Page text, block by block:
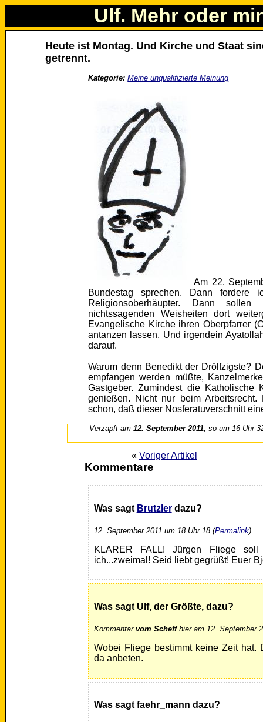
Ulf. Mehr oder
Heute ist Montag. Und Kirche und Staat
getrennt.
Kategorie: Meine unqualifizierte Meinung
Am 22.
Bundestag sprechen. Dann
Religionsoberhäupter. Dann
nichtssagenden Weisheiten dort
Evangelische Kirche ihren Oberpfarrer
antanzen lassen. Und irgendein
darauf.
Warum denn Benedikt der Drölfzigste?
empfangen werden müßte,
Gastgeber. Zumindest die
genießen. Nicht nur beim
schon, daß dieser Nosferatuverschnitt
Verzapft am12. September 2011, so um 16 Uhr
« Voriger Artikel
Kommentare
Was sagt Brutzlerdazu?
12. September 2011 um 18 Uhr 18 (Permalink)
KLARER FALL! Jürgen Fliege
ich...zweimal! Seid liebt gegrüßt! Euer
Was sagt Ulf, der Größte, dazu?
Kommentar vom Scheffhier am 12. September
Wobei Fliege bestimmt keine Zeit hat.
da anbeten.
Was sagt faehr_mann dazu?